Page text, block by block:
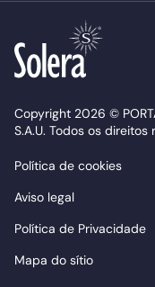
Copyright 2026 ©
S.A.U. Todos os direitos
Política de cookies
Aviso legal
Política de Privacidade
Mapa do sítio